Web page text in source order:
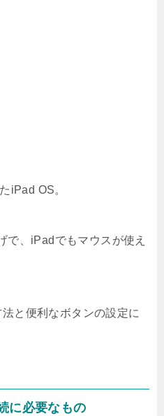
iPad OS。
で、iPadでもマウスが使え
と便利なボタンの設定に
に必要なもの